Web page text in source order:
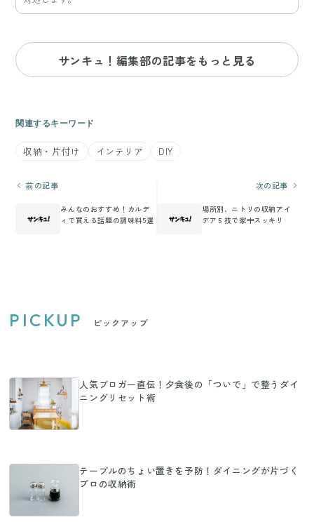
サンキュ！編集部の記事をもっと見る
関連するキーワード
収納・片付け インテリア DIY
前の記事
みんなのおすすめ！カルデ
ィで買える話題の調味料5選
次の記事
場所別、ニトリの収納アイ
デア５技で家中スッキリ
PICKUP ピックアップ
人気ブロガー直伝！夕食後の「ついで」で整うダイ
ニングリセット術
テーブルのちょい置きを予防！ダイニングが片づく
プロの収納術